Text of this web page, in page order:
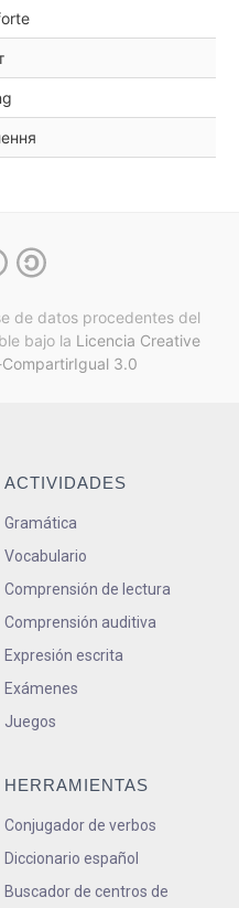
de datos procedentes del
bajo la Licencia Creative
3.0
ACTIVIDADES
Gramática
Vocabulario
Comprensión de lectura
Comprensión auditiva
Expresión escrita
Exámenes
Juegos
HERRAMIENTAS
Conjugador de verbos
Diccionario español
Buscador de centros de